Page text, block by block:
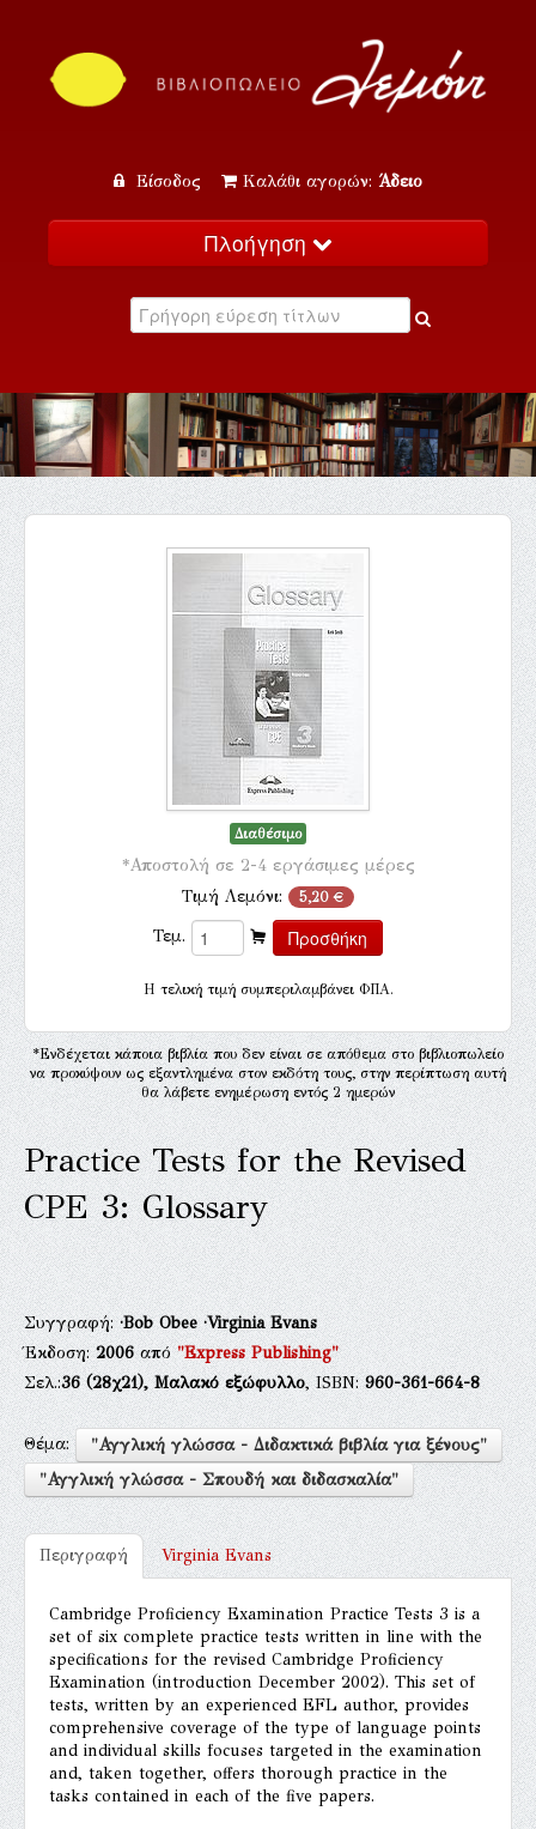
Είσοδος Καλάθι αγορών: Άδειο
Πλοήγηση
Κατάλογος
Εκδηλώσεις
Επικοινωνία
Διαθέσιμο
*Αποστολή σε 2-4 εργάσιμες μέρες
Τιμή Λεμόνι: 5,20 €
Τεμ.
H τελική τιμή συμπεριλαμβάνει ΦΠΑ.
*Ενδέχεται κάποια βιβλία που δεν είναι σε απόθεμα στο βιβλιοπωλείο
να προκύψουν ως εξαντλημένα στον εκδότη τους, στην περίπτωση αυτή
θα λάβετε ενημέρωση εντός 2 ημερών
Practice Tests for the Revised
CPE 3: Glossary
Συγγραφή:·Bob Obee·Virginia Evans
Έκδοση:2006από"Express Publishing"
Σελ.:36(28χ21), Μαλακό εξώφυλλο, ISBN:960-361-664-8
Θέμα:
"Αγγλική γλώσσα - Διδακτικά βιβλία για ξένους"
"Αγγλική γλώσσα - Σπουδή και διδασκαλία"
Περιγραφή Virginia Evans
Cambridge Proficiency Examination Practice Tests 3 is a
set of six complete practice tests written in line with the
specifications for the revised Cambridge Proficiency
Examination (introduction December 2002). This set of
tests, written by an experienced EFL author, provides
comprehensive coverage of the type of language points
and individual skills focuses targeted in the examination
and, taken together, offers thorough practice in the
tasks contained in each of the five papers.